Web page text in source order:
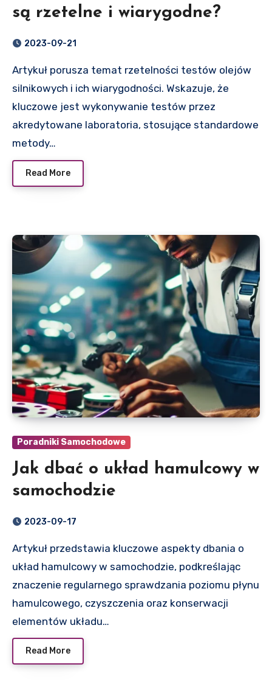
są rzetelne i wiarygodne?
2023-09-21
Artykuł porusza temat rzetelności testów olejów
silnikowych i ich wiarygodności. Wskazuje, że
kluczowe jest wykonywanie testów przez
akredytowane laboratoria, stosujące standardowe
metody…
Read More
Poradniki Samochodowe
Jak dbać o układ hamulcowy w
samochodzie
2023-09-17
Artykuł przedstawia kluczowe aspekty dbania o
układ hamulcowy w samochodzie, podkreślając
znaczenie regularnego sprawdzania poziomu płynu
hamulcowego, czyszczenia oraz konserwacji
elementów układu…
Read More